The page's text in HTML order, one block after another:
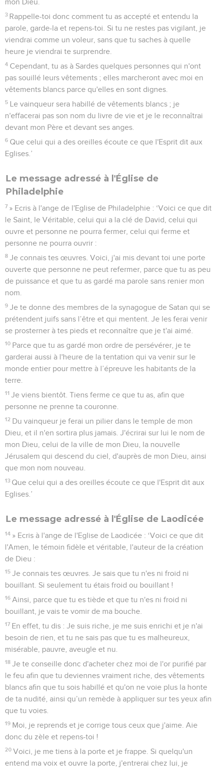
mon Dieu.
3 Rappelle-toi donc comment tu as accepté et entendu la
parole, garde-la et repens-toi. Si tu ne restes pas vigilant, je
viendrai comme un voleur, sans que tu saches à quelle
heure je viendrai te surprendre.
4 Cependant, tu as à Sardes quelques personnes qui n'ont
pas souillé leurs vêtements ; elles marcheront avec moi en
vêtements blancs parce qu'elles en sont dignes.
5 Le vainqueur sera habillé de vêtements blancs ; je
n'effacerai pas son nom du livre de vie et je le reconnaîtrai
devant mon Père et devant ses anges.
6 Que celui qui a des oreilles écoute ce que l'Esprit dit aux
Eglises.’
Le message adressé à l'Église de
Philadelphie
7 » Ecris à l'ange de l'Eglise de Philadelphie : ‘Voici ce que dit
le Saint, le Véritable, celui qui a la clé de David, celui qui
ouvre et personne ne pourra fermer, celui qui ferme et
personne ne pourra ouvrir :
8 Je connais tes œuvres. Voici, j'ai mis devant toi une porte
ouverte que personne ne peut refermer, parce que tu as peu
de puissance et que tu as gardé ma parole sans renier mon
nom.
9 Je te donne des membres de la synagogue de Satan qui se
prétendent juifs sans l’être et qui mentent. Je les ferai venir
se prosterner à tes pieds et reconnaître que je t'ai aimé.
10 Parce que tu as gardé mon ordre de persévérer, je te
garderai aussi à l'heure de la tentation qui va venir sur le
monde entier pour mettre à l’épreuve les habitants de la
terre.
11 Je viens bientôt. Tiens ferme ce que tu as, afin que
personne ne prenne ta couronne.
12 Du vainqueur je ferai un pilier dans le temple de mon
Dieu, et il n'en sortira plus jamais. J'écrirai sur lui le nom de
mon Dieu, celui de la ville de mon Dieu, la nouvelle
Jérusalem qui descend du ciel, d'auprès de mon Dieu, ainsi
que mon nom nouveau.
13 Que celui qui a des oreilles écoute ce que l'Esprit dit aux
Eglises.’
Le message adressé à l'Église de Laodicée
14 » Ecris à l'ange de l'Eglise de Laodicée : ‘Voici ce que dit
l'Amen, le témoin fidèle et véritable, l'auteur de la création
de Dieu :
15 Je connais tes œuvres. Je sais que tu n'es ni froid ni
bouillant. Si seulement tu étais froid ou bouillant !
16 Ainsi, parce que tu es tiède et que tu n'es ni froid ni
bouillant, je vais te vomir de ma bouche.
17 En effet, tu dis : Je suis riche, je me suis enrichi et je n'ai
besoin de rien, et tu ne sais pas que tu es malheureux,
misérable, pauvre, aveugle et nu.
18 Je te conseille donc d'acheter chez moi de l'or purifié par
le feu afin que tu deviennes vraiment riche, des vêtements
blancs afin que tu sois habillé et qu'on ne voie plus la honte
de ta nudité, ainsi qu’un remède à appliquer sur tes yeux afin
que tu voies.
19 Moi, je reprends et je corrige tous ceux que j'aime. Aie
donc du zèle et repens-toi !
20 Voici, je me tiens à la porte et je frappe. Si quelqu'un
entend ma voix et ouvre la porte, j'entrerai chez lui, je